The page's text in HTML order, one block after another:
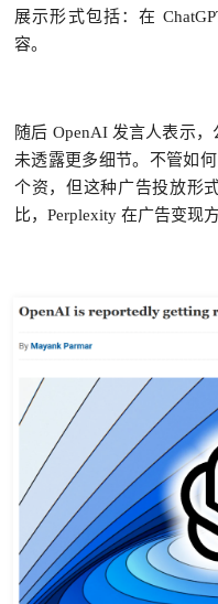
展示形式包括：在
容。
随后 OpenAI 发言人表示
未透露更多细节。不管如
个资，但这种广告投放形
比，Perplexity 在广告变现